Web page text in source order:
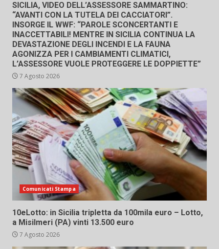
SICILIA, VIDEO DELL’ASSESSORE SAMMARTINO:
“AVANTI CON LA TUTELA DEI CACCIATORI”.
INSORGE IL WWF: “PAROLE SCONCERTANTI E
INACCETTABILI! MENTRE IN SICILIA CONTINUA LA
DEVASTAZIONE DEGLI INCENDI E LA FAUNA
AGONIZZA PER I CAMBIAMENTI CLIMATICI,
L’ASSESSORE VUOLE PROTEGGERE LE DOPPIETTE”
7 Agosto 2026
Comunicati Stampa
10eLotto: in Sicilia tripletta da 100mila euro – Lotto,
a Misilmeri (PA) vinti 13.500 euro
7 Agosto 2026